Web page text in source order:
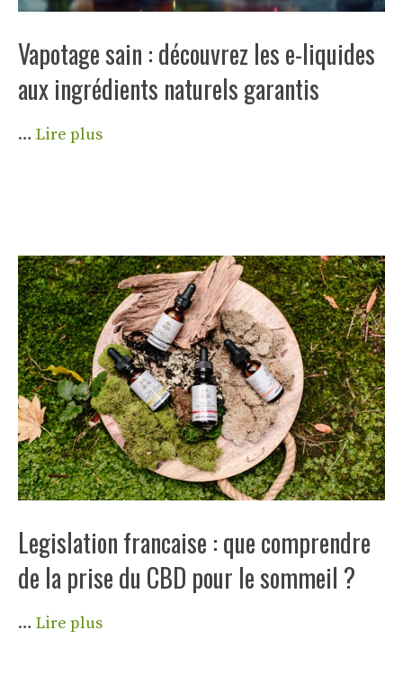
Vapotage sain : découvrez les e-liquides
aux ingrédients naturels garantis
… Lire plus
Legislation francaise : que comprendre
de la prise du CBD pour le sommeil ?
… Lire plus